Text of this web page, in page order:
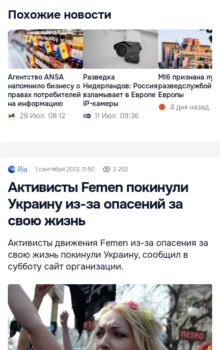
Похожие новости
Агентство ANSA
напомнило бизнесу о
правах потребителей
на информацию
29 Июл. 08:12
Разведка
Нидерландов: Россия
взламывает в Европе
IP-камеры
11 Июл. 09:36
MI6 признана
разведслужбой
Европы
4 дня назад
Ria 1 сентября 2013, 11:50 2 252
Активисты Femen покинули
Украину из-за опасений за
свою жизнь
Активисты движения Femen из-за опасения за
свою жизнь покинули Украину, сообщил в
субботу сайт организации.